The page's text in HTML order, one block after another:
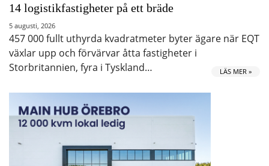
14 logistikfastigheter på ett bräde
5 augusti, 2026
457 000 fullt uthyrda kvadratmeter byter ägare när EQT
växlar upp och förvärvar åtta fastigheter i
Storbritannien, fyra i Tyskland…
LÄS MER »